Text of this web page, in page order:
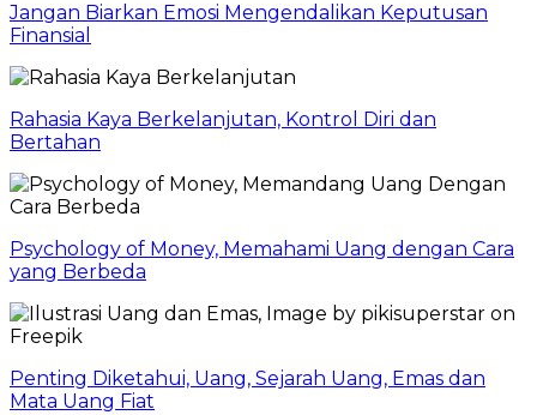
Jangan Biarkan Emosi Mengendalikan Keputusan
Finansial
Rahasia Kaya Berkelanjutan, Kontrol Diri dan
Bertahan
Psychology of Money, Memahami Uang dengan Cara
yang Berbeda
Penting Diketahui, Uang, Sejarah Uang, Emas dan
Mata Uang Fiat